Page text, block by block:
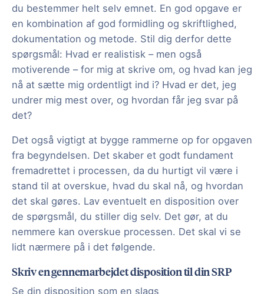
du bestemmer helt selv emnet. En god opgave er
en kombination af god formidling og skriftlighed,
dokumentation og metode. Stil dig derfor dette
spørgsmål: Hvad er realistisk – men også
motiverende – for mig at skrive om, og hvad kan jeg
nå at sætte mig ordentligt ind i? Hvad er det, jeg
undrer mig mest over, og hvordan får jeg svar på
det?
Det også vigtigt at bygge rammerne op for opgaven
fra begyndelsen. Det skaber et godt fundament
fremadrettet i processen, da du hurtigt vil være i
stand til at overskue, hvad du skal nå, og hvordan
det skal gøres. Lav eventuelt en disposition over
de spørgsmål, du stiller dig selv. Det gør, at du
nemmere kan overskue processen. Det skal vi se
lidt nærmere på i det følgende.
Skriv en gennemarbejdet disposition til din SRP
Se din disposition som en slags